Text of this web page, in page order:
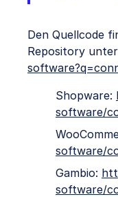
Den Quellcode
Repository unter
Shopware:
software/
software/
Gambio:
software/